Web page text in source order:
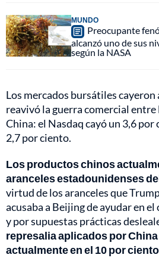
MUNDO
Preocupante
alcanzó uno de sus
según la NASA
Los mercados bursátiles cayeron
reavivó la guerra comercial entre
China: el Nasdaq cayó un 3,6 por
2,7 por ciento.
Los productos chinos
aranceles estadounidenses
virtud de los aranceles que
acusaba a Beijing de ayudar en
y por supuestas prácticas
represalia aplicados por
actualmente en el 10 por ciento